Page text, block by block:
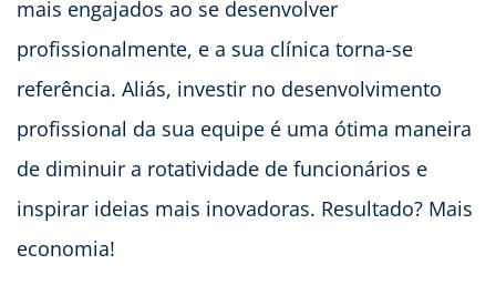
mais engajados ao se desenvolver
profissionalmente, e a sua clínica torna-se
referência. Aliás, investir no desenvolvimento
profissional da sua equipe é uma ótima maneira
de diminuir a rotatividade de funcionários e
inspirar ideias mais inovadoras. Resultado? Mais
economia!